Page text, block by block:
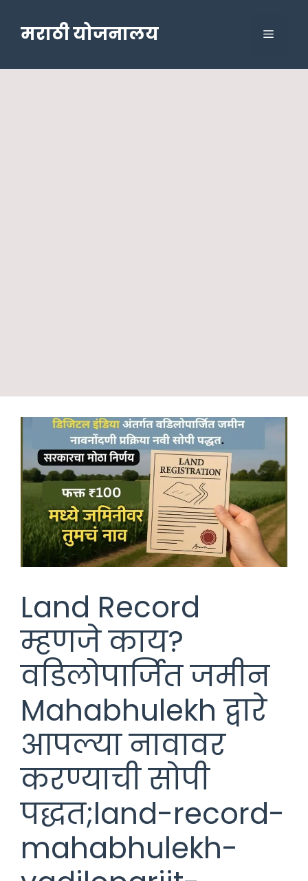
contentमराठी योजनालय Menu
Land Record
म्हणजे काय?
वडिलोपार्जित जमीन
Mahabhulekh द्वारे
आपल्या नावावर
करण्याची सोपी
पद्धत;land-record-
mahabhulekh-